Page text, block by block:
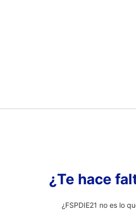
¿Te hace
¿FSPDIE21 no es lo